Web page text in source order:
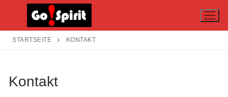
springen
STARTSEITE KONTAKT
Kontakt